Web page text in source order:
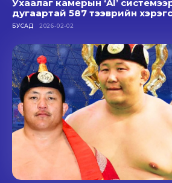
Ухаалаг камерын ‘AI’
дугаартай 587 тээврийн
БУСАД 2026-02-02